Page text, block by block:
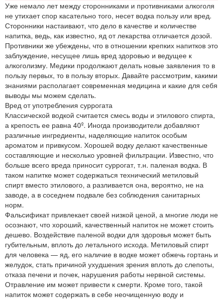
Уже немало лет между сторонниками и противниками алкоголя
не утихает спор касательно того, несет водка пользу или вред.
Сторонники настаивают, что дело в качестве и количестве
напитка, ведь, как известно, яд от лекарства отличается дозой.
Противники же убеждены, что в отношении крепких напитков это
заблуждение, несущее лишь вред здоровью и ведущее к
алкоголизму. Медики продолжают делать новые заявления то в
пользу первых, то в пользу вторых. Давайте рассмотрим, какими
знаниями располагает современная медицина и какие для себя
выводы мы можем сделать.
Вред от употребления суррогата
Классической водкой считается смесь воды и этилового спирта,
а крепость ее равна 40º. Иногда производители добавляют
различные ингредиенты, наделяющие напиток особым
ароматом и привкусом. Хорошей водку делают качественные
составляющие и несколько уровней фильтрации. Известно, что
больше всего вреда приносит суррогат, т.н. паленая водка. В
таком напитке может содержаться технический метиловый
спирт вместо этилового, а разливается она, вероятно, не на
заводе, а в соседнем подвале без соблюдения санитарных
норм.
Фальсификат привлекает своей низкой ценой, а многие люди не
осознают, что хороший, качественный напиток не может стоить
дешево. Воздействие паленой водки для здоровья может быть
губительным, вплоть до летального исхода. Метиловый спирт
для человека — яд, его наличие в водке может обжечь гортань и
желудок, стать причиной ухудшения зрения вплоть до слепоты,
отказа печени и почек, нарушения работы нервной системы.
Отравление им может привести к смерти. Кроме того, такой
напиток может содержать в себе неочищенную воду и